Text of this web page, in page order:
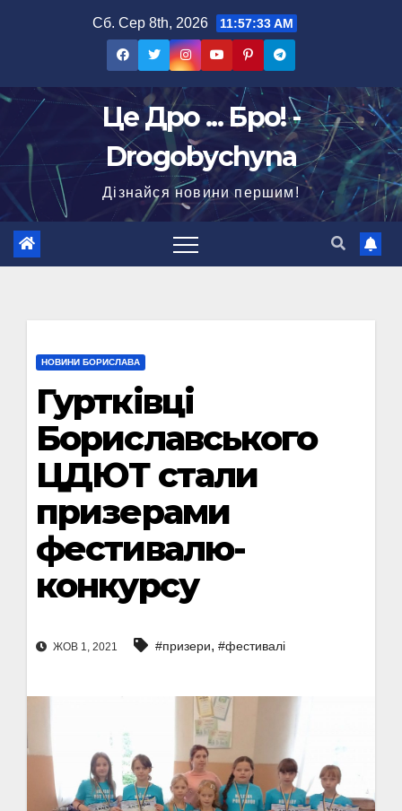
Сб. Сер 8th, 2026 11:57:34 AM
Це Дро ... Бро! -
Drogobychyna
Дізнайся новини першим!
НОВИНИ БОРИСЛАВА
Гуртківці
Бориславського
ЦДЮТ стали
призерами
фестивалю-
конкурсу
ЖОВ 1, 2021 #призери, #фестивалі